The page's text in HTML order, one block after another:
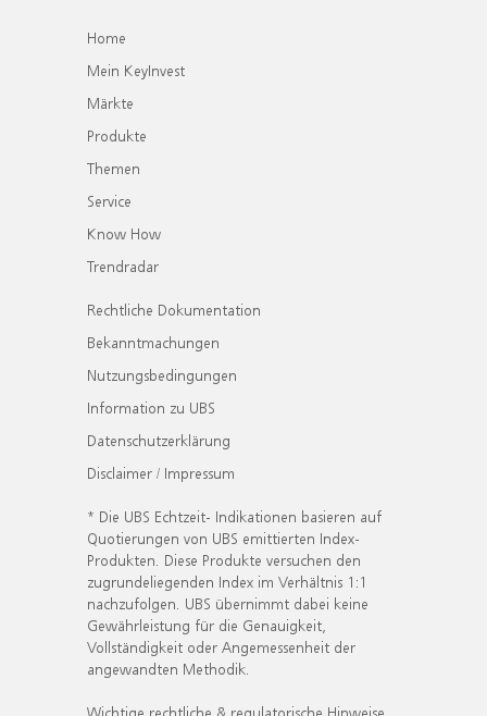
Home
Mein KeyInvest
Märkte
Produkte
Themen
Service
Know How
Trendradar
Rechtliche Dokumentation
Bekanntmachungen
Nutzungsbedingungen
Information zu UBS
Datenschutzerklärung
Disclaimer / Impressum
* Die UBS Echtzeit- Indikationen basieren auf
Quotierungen von UBS emittierten Index-
Produkten. Diese Produkte versuchen den
zugrundeliegenden Index im Verhältnis 1:1
nachzufolgen. UBS übernimmt dabei keine
Gewährleistung für die Genauigkeit,
Vollständigkeit oder Angemessenheit der
angewandten Methodik.